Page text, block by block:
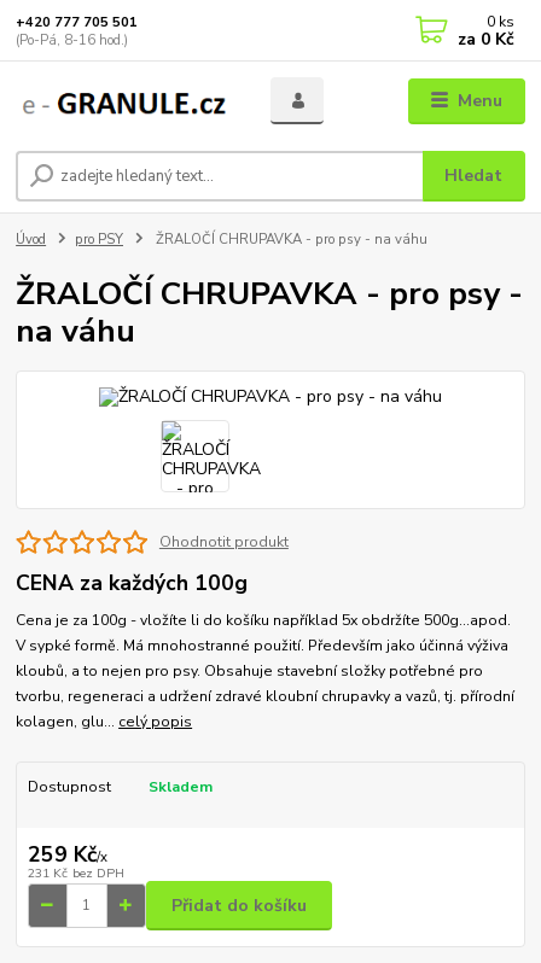
Menu
Hledat
+420 777 705 501
(Po-Pá, 8-16 hod.)
0 ks
za 0 Kč
Úvod pro PSY ŽRALOČÍ CHRUPAVKA - pro psy - na váhu
ŽRALOČÍ CHRUPAVKA - pro psy -
na váhu
Ohodnotit produkt
CENA za každých 100g
Cena je za 100g - vložíte li do košíku například 5x obdržíte 500g...apod.
V sypké formě. Má mnohostranné použití. Především jako účinná výživa
kloubů, a to nejen pro psy. Obsahuje stavební složky potřebné pro
tvorbu, regeneraci a udržení zdravé kloubní chrupavky a vazů, tj. přírodní
kolagen, glu... celý popis
Dostupnost Skladem
259 Kč/x
231 Kč bez DPH
Přidat do košíku